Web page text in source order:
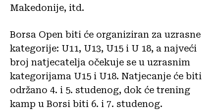
Makedonije, itd.
Borsa Open biti će organiziran za uzrasne
kategorije: U11, U13, U15 i U 18, a najveći
broj natjecatelja očekuje se u uzrasnim
kategorijama U15 i U18. Natjecanje će biti
održano 4. i 5. studenog, dok će trening
kamp u Borsi biti 6. i 7. studenog.